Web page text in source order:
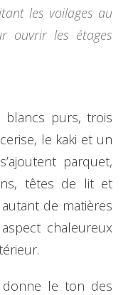
les voilages au
ouvrir les étages
purs, trois
le kaki et un
parquet,
têtes de lit et
de matières
chaleureux
le ton des